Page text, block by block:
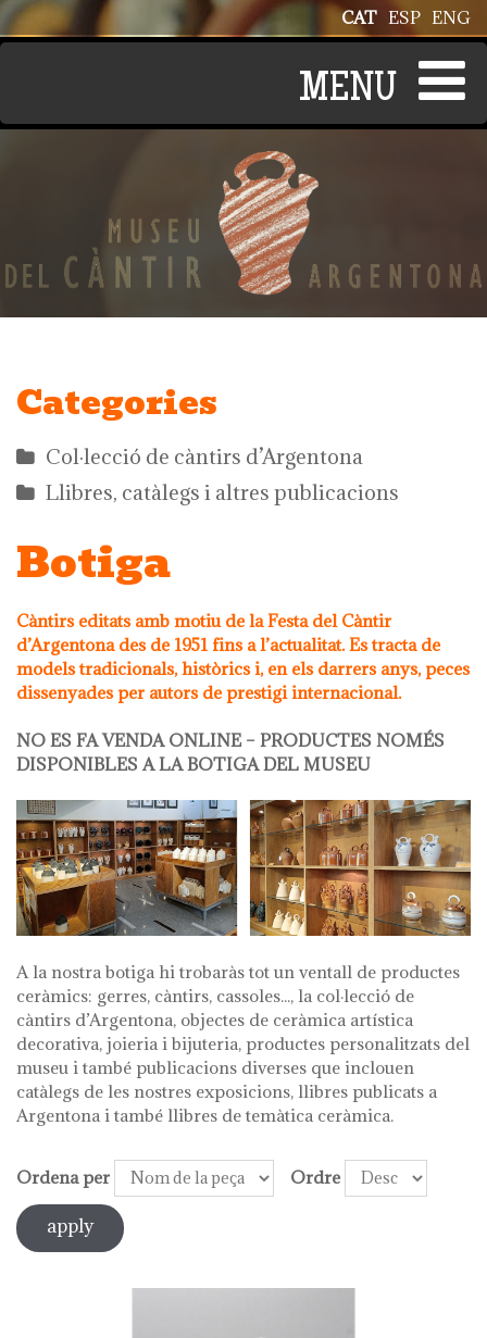
Vés al contingut ENG
ESP
CAT
Categories
Col·lecció de càntirs d’Argentona
Llibres, catàlegs i altres publicacions
Botiga
Càntirs editats amb motiu de la Festa del Càntir
d’Argentona des de 1951 fins a l’actualitat. Es tracta de
models tradicionals, històrics i, en els darrers anys, peces
dissenyades per autors de prestigi internacional.
NO ES FA VENDA ONLINE – PRODUCTES NOMÉS
DISPONIBLES A LA BOTIGA DEL MUSEU
A la nostra botiga hi trobaràs tot un ventall de productes
ceràmics: gerres, càntirs, cassoles..., la col·lecció de
càntirs d’Argentona, objectes de ceràmica artística
decorativa, joieria i bijuteria, productes personalitzats del
museu i també publicacions diverses que inclouen
catàlegs de les nostres exposicions, llibres publicats a
Argentona i també llibres de temàtica ceràmica.
Ordena per Ordre